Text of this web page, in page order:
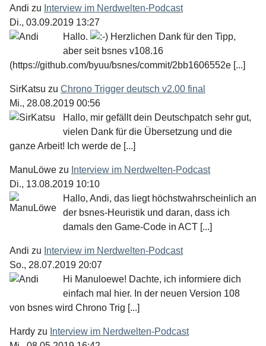
Andi zu Interview im Nerdwelten-Podcast
Di., 03.09.2019 13:27
Hallo.
Herzlichen Dank für den Tipp,
aber seit bsnes v108.16
(https://github.com/byuu/bsnes/commit/2bb1606552e [...]
SirKatsu zu Chrono Trigger deutsch v2.00 final
Mi., 28.08.2019 00:56
Hallo, mir gefällt dein Deutschpatch sehr gut,
vielen Dank für die Übersetzung und die
ganze Arbeit! Ich werde de [...]
ManuLöwe zu Interview im Nerdwelten-Podcast
Di., 13.08.2019 10:10
Hallo, Andi, das liegt höchstwahrscheinlich an
der bsnes-Heuristik und daran, dass ich
damals den Game-Code in ACT [...]
Andi zu Interview im Nerdwelten-Podcast
So., 28.07.2019 20:07
Hi Manuloewe! Dachte, ich informiere dich
einfach mal hier. In der neuen Version 108
von bsnes wird Chrono Trig [...]
Hardy zu Interview im Nerdwelten-Podcast